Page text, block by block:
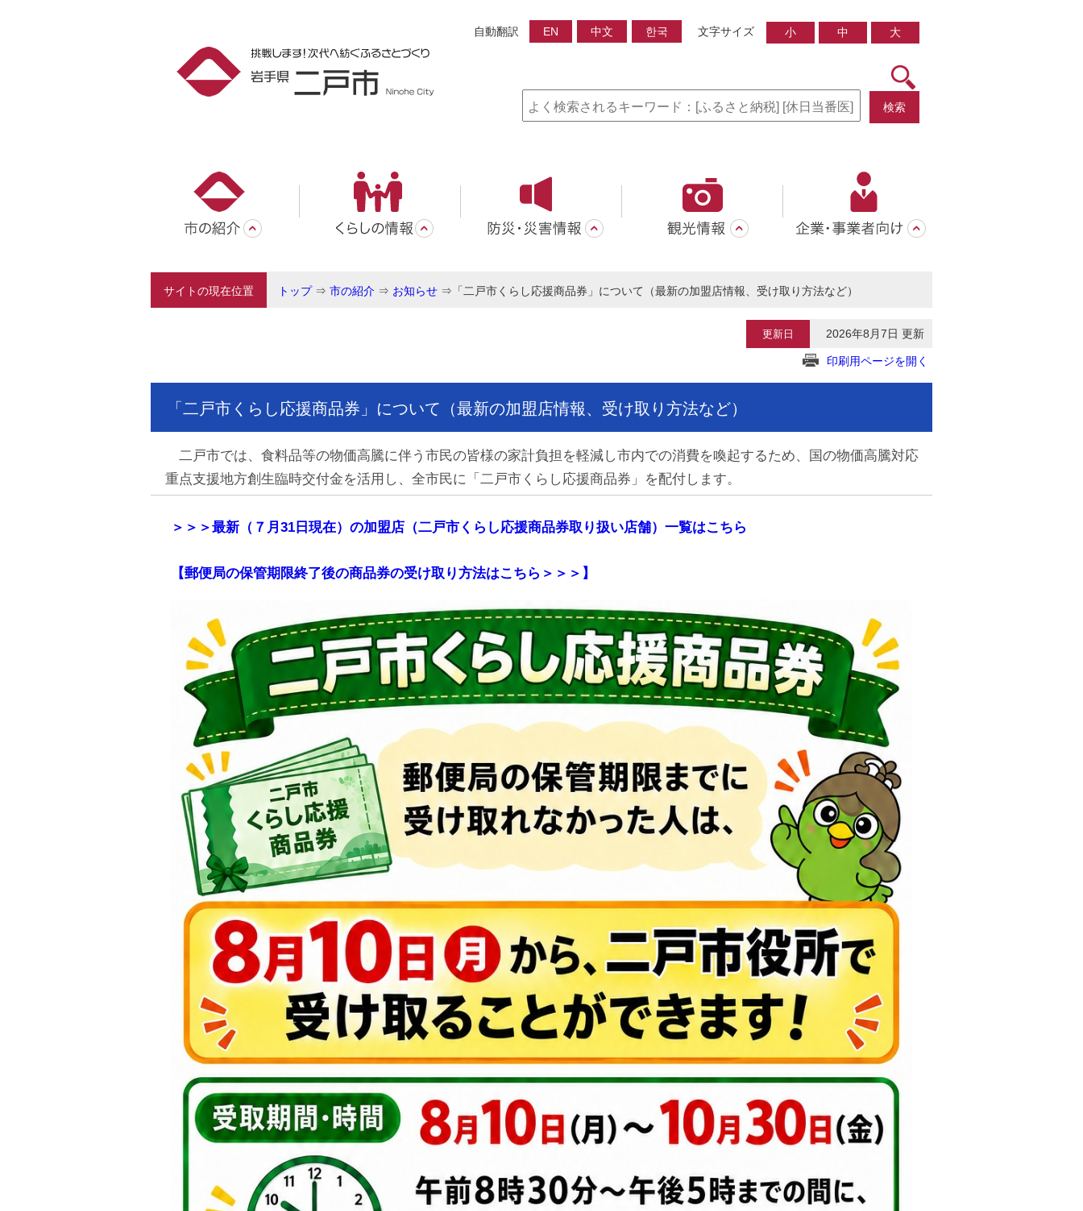
自動翻訳 EN 中文 한국 文字サイズ 小 中 大
検索
サイトの現在位置 トップ⇒ 市の紹介 ⇒ お知らせ ⇒ 「二戸市くらし応援商品券」について（最新の加盟店情報、受け取り方法など）
更新日 2026年8月7日 更新
印刷用ページを開く
「二戸市くらし応援商品券」について（最新の加盟店情報、受け取り方法など）
二戸市では、食料品等の物価高騰に伴う市民の皆様の家計負担を軽減し市内での消費を喚起するため、国の物価高騰対応
重点支援地方創生臨時交付金を活用し、全市民に「二戸市くらし応援商品券」を配付します。
＞＞＞最新（７月31日現在）の加盟店（二戸市くらし応援商品券取り扱い店舗）一覧はこちら
【郵便局の保管期限終了後の商品券の受け取り方法はこちら＞＞＞】